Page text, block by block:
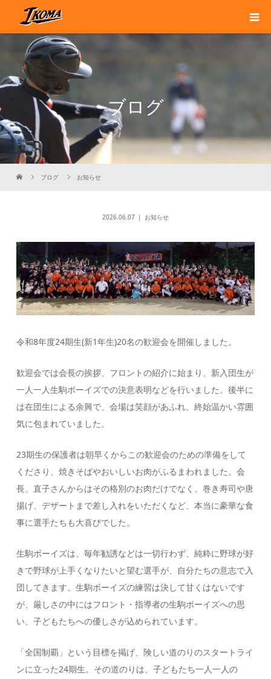
ブログ
ブログ お知らせ
2026.06.07 お知らせ
令和8年度24期生(新1年生)20名の歓迎会を開催しました。
歓迎会では会長の挨拶、フロントの紹介に始まり、新入団生が
一人一人生駒ボーイズでの決意表明などを行いました。後半に
は在団生による余興で、会場は笑顔があふれ、終始温かい雰囲
気に包まれていました。
23期生の保護者は朝早くからこの歓迎会のための準備をして
くださり、焼きそばやおいしいお肉がふるまわれました。会
長、直子さんからはその格別のお肉だけでなく、巻き寿司や唐
揚げ、デザートまで差し入れをいただくなど、本当に豪華な食
事に選手たちも大喜びでした。
生駒ボーイズは、毎年勧誘などは一切行わず、純粋に野球が好
きで野球が上手くなりたいと望む選手が、自分たちの意志で入
団してきます。生駒ボーイズの練習は決して甘くはないです
が、厳しさの中にはフロント・指導者の生駒ボーイズへの思
い、子どもたちへの優しさが込められています。
「全国制覇」という目標を掲げ、険しい道のりのスタートライ
ンに立った24期生。その道のりは、子どもたち一人一人の